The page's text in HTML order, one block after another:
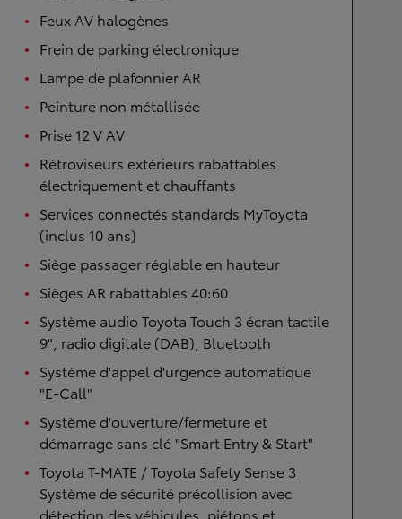
Feux AV halogènes
Frein de parking électronique
Lampe de plafonnier AR
Peinture non métallisée
Prise 12 V AV
Rétroviseurs extérieurs rabattables
électriquement et chauffants
Services connectés standards MyToyota
(inclus 10 ans)
Siège passager réglable en hauteur
Sièges AR rabattables 40:60
Système audio Toyota Touch 3 écran tactile
9", radio digitale (DAB), Bluetooth
Système d'appel d'urgence automatique
"E-Call"
Système d'ouverture/fermeture et
démarrage sans clé "Smart Entry & Start"
Toyota T-MATE / Toyota Safety Sense 3
Système de sécurité précollision avec
détection des véhicules, piétons et